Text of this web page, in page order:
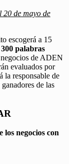
20 de mayo de
escogerá a 15
palabras
negocios de ADEN
evaluados por
la responsable de
de las
los negocios con